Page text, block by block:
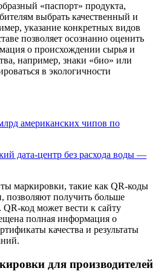
«паспорт» продукта,
выбрать качественный и
указание конкретных видов
позволяет осознанно оценить
о происхождении сырья и
например, знаки «био» или
в экологичности
американских чипов по
дата-центр без расхода воды —
маркировки, такие как QR-коды
позволяют получить больше
код может вести к сайту
полная информация о
качества и результаты
для производителей